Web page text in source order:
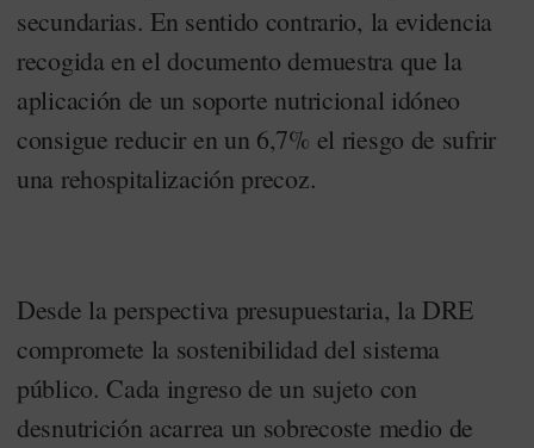
secundarias. En sentido contrario, la evidencia
recogida en el documento demuestra que la
aplicación de un soporte nutricional idóneo
consigue reducir en un 6,7% el riesgo de sufrir
una rehospitalización precoz.
Desde la perspectiva presupuestaria, la DRE
compromete la sostenibilidad del sistema
público. Cada ingreso de un sujeto con
desnutrición acarrea un sobrecoste medio de